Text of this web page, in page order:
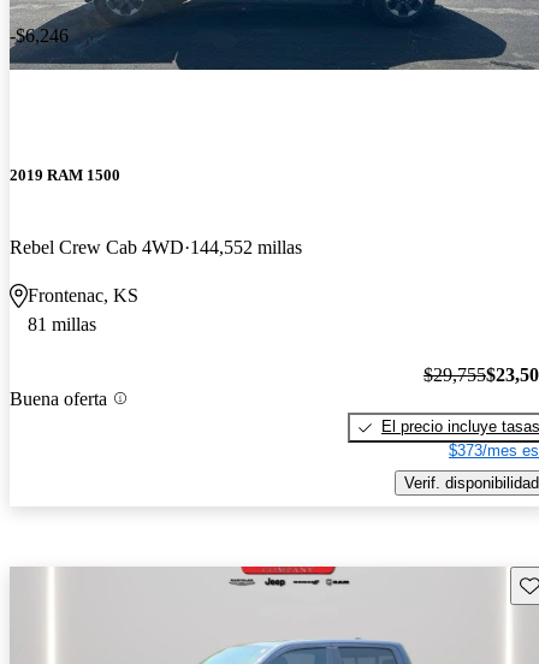
-$6,246
2019 RAM 1500
Rebel Crew Cab 4WD 144,552 millas
Frontenac, KS
81 millas
Buena oferta
$29,755
El precio incluye tasas
$373/mes
Verif. disponibilidad